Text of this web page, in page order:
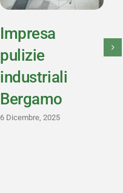
Impresa
pulizie
industriali
Bergamo
6 Dicembre, 2025